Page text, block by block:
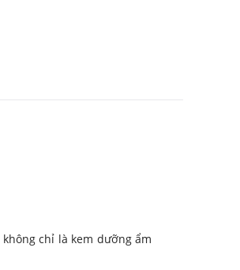
không chỉ là kem dưỡng ẩm